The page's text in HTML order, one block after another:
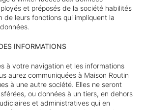
et préposés de la société habilités
de leurs fonctions qui impliquent la
INFORMATIONS
à votre navigation et les informations
aurez communiquées à Maison Routin
à une autre société. Elles ne seront
ou données à un tiers, en dehors
et administratives qui en